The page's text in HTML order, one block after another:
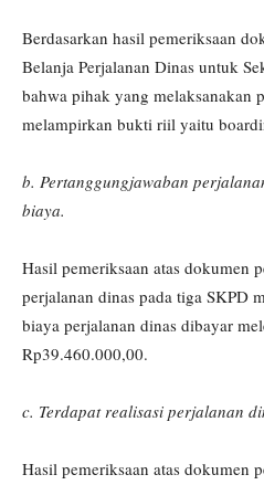
Berdasarkan hasil pemeriksaan
Belanja Perjalanan Dinas untuk
bahwa pihak yang melaksanakan
melampirkan bukti riil yaitu
b. Pertanggungjawaban
biaya.
Hasil pemeriksaan atas dokumen
perjalanan dinas pada tiga SKPD
biaya perjalanan dinas dibayar
Rp39.460.000,00.
c. Terdapat realisasi perjalanan
Hasil pemeriksaan atas dokumen